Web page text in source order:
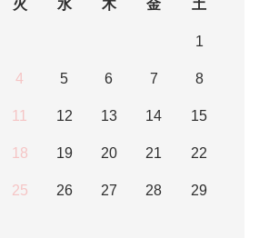
火 水 木 金 土
1
4 5 6 7 8
11 12 13 14 15
18 19 20 21 22
25 26 27 28 29